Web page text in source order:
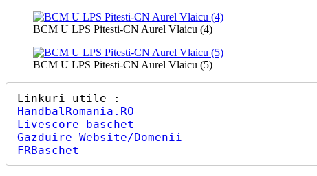
BCM U LPS Pitesti-CN Aurel Vlaicu (4)
BCM U LPS Pitesti-CN Aurel Vlaicu (5)
HandbalRomania.RO
Livescore baschet
Gazduire Website/Domenii
FRBaschet